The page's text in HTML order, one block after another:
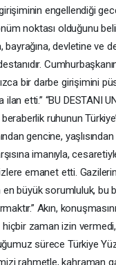
engellendiği
noktası olduğunu
devletine ve
bir darbe girişimini
etti.” “BU DESTANI
ruhunun
gencine,
imanıyla,
emanet etti.
en büyük sorumluluk,
Akın,
zaman izin
sürece Türkiye